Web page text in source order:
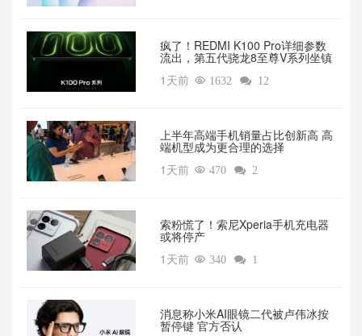
疯了！REDMI K100 Pro详细参数
流出，第五代骁龙8至尊V系列坐镇‌
1天前  1632  12
上半年高端手机销量占比创新高 高
端机型成为更合理的选择
1天前  470  2
索粉慌了！索尼Xperia手机充电器
或将停产
1天前  340  1
消息称小米AI眼镜二代被卢伟冰按
暂停键 官方否认